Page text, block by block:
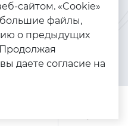
Браслеты
Золото
Серебро
сайтом. «Cookie»
файлы,
о предыдущих
даете согласие на